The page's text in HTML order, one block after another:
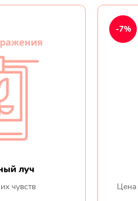
луч
чувств Цена
-7%